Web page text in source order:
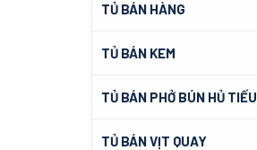
TỦ BÁN HÀNG
TỦ BÁN KEM
TỦ BÁN PHỞ BÚN HỦ TIẾU
TỦ BÁN VỊT QUAY